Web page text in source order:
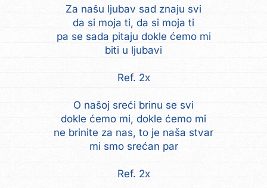
Za našu ljubav sad znaju svi
da si moja ti, da si moja ti
pa se sada pitaju dokle ćemo mi
biti u ljubavi
Ref. 2x
O našoj sreći brinu se svi
dokle ćemo mi, dokle ćemo mi
ne brinite za nas, to je naša stvar
mi smo srećan par
Ref. 2x